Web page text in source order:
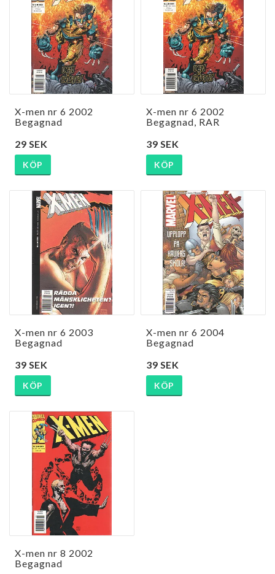
X-men nr 6 2002
Begagnad
29 SEK
KÖP
X-men nr 6 2002
Begagnad, RAR
39 SEK
KÖP
X-men nr 6 2003
Begagnad
39 SEK
KÖP
X-men nr 6 2004
Begagnad
39 SEK
KÖP
X-men nr 8 2002
Begagnad